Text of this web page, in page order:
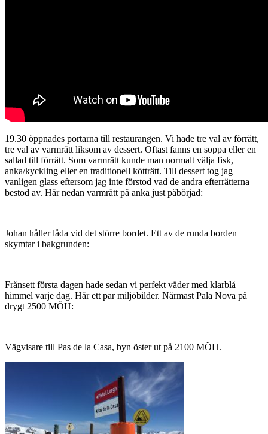
19.30 öppnades portarna till restaurangen. Vi hade tre val av förrätt,
tre val av varmrätt liksom av dessert. Oftast fanns en soppa eller en
sallad till förrätt. Som varmrätt kunde man normalt välja fisk,
anka/kyckling eller en traditionell kötträtt. Till dessert tog jag
vanligen glass eftersom jag inte förstod vad de andra efterrätterna
bestod av. Här nedan varmrätt på anka just påbörjad:
Johan håller låda vid det större bordet. Ett av de runda borden
skymtar i bakgrunden:
Frånsett första dagen hade sedan vi perfekt väder med klarblå
himmel varje dag. Här ett par miljöbilder. Närmast Pala Nova på
drygt 2500 MÖH:
Vägvisare till Pas de la Casa, byn öster ut på 2100 MÖH.